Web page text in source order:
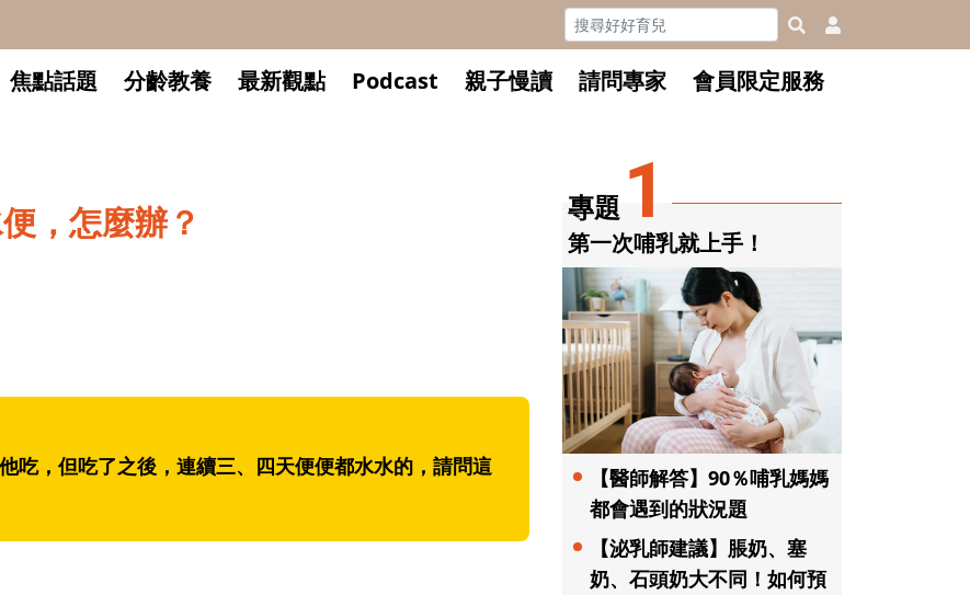
焦點話題 分齡教養 最新觀點 Podcast 親子慢讀 請問專家 會員限定服務
，怎麼辦？
吃，但吃了之後，連續三、四天便便都水水的，請問這
專題 1
第一次哺乳就上手！
【醫師解答】90％哺乳媽媽
都會遇到的狀況題
【泌乳師建議】脹奶、塞
奶、石頭奶大不同！如何預